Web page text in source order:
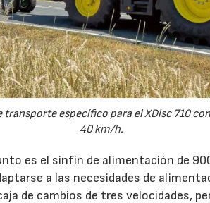
específico para el XDisc 710
40 km/h.
es el sinfín de alimentación de
a las necesidades de
de cambios de tres velocidades,